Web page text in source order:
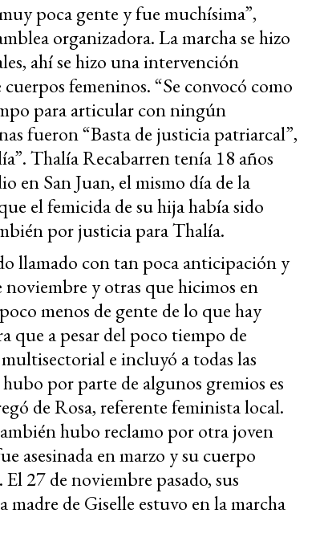
poca gente y fue muchísima”,
organizadora. La marcha se hizo
ahí se hizo una intervención
femeninos. “Se convocó como
para articular con ningún
fueron “Basta de justicia patriarcal”,
Thalía Recabarren tenía 18 años
en San Juan, el mismo día de la
el femicida de su hija había sido
por justicia para Thalía.
llamado con tan poca anticipación y
noviembre y otras que hicimos en
menos de gente de lo que hay
que a pesar del poco tiempo de
e incluyó a todas las
por parte de algunos gremios es
de Rosa, referente feminista local.
hubo reclamo por otra joven
asesinada en marzo y su cuerpo
27 de noviembre pasado, sus
de Giselle estuvo en la marcha